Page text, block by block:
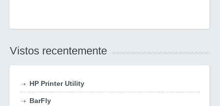
Vistos recentemente
HP Printer Utility
BarFly